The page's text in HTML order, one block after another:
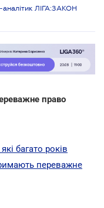
ЛІГА:ЗАКОН
право
багато років
переважне